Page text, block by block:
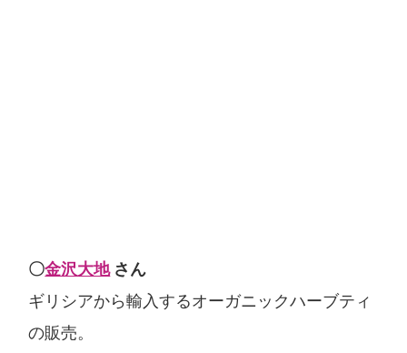
〇金沢大地さん
ギリシアから輸入するオーガニックハーブティ
の販売。